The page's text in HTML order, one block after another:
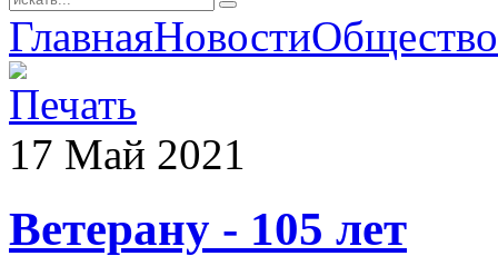
ГлавнаяНовостиОбщество
17 Май 2021
Ветерану - 105 лет